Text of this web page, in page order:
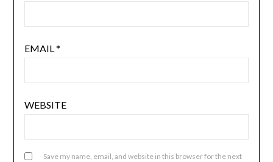
EMAIL *
WEBSITE
Save my name, email, and website in this browser for the next